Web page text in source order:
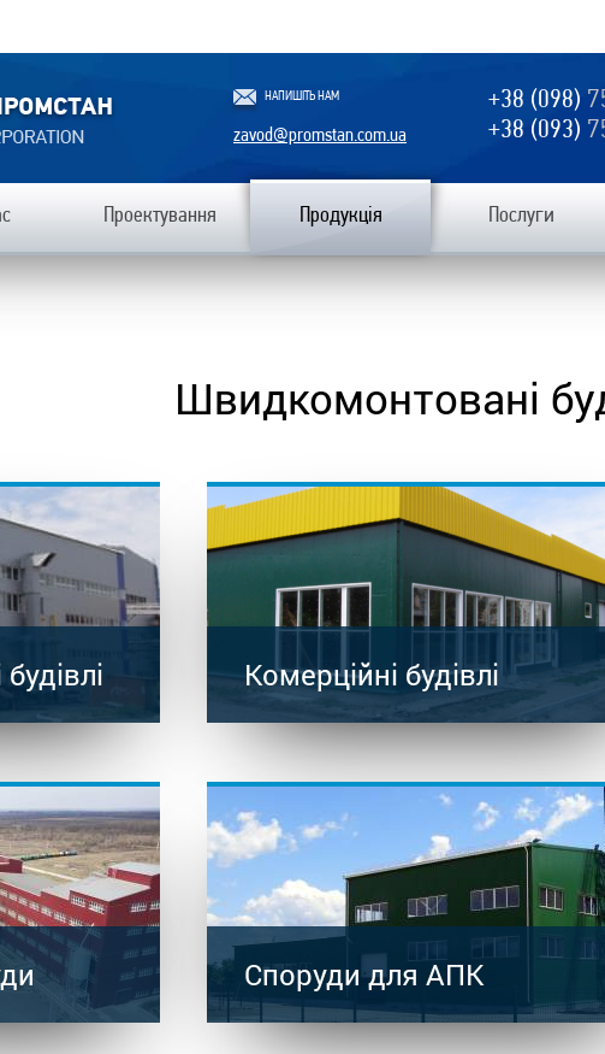
НАПИШІТЬ НАМ
zavod@promstan.com.ua
+38 (098)
+38 (093)
Проектування Продукція Послуги
Швидкомонтовані
Комерційні будівлі
Споруди для АПК